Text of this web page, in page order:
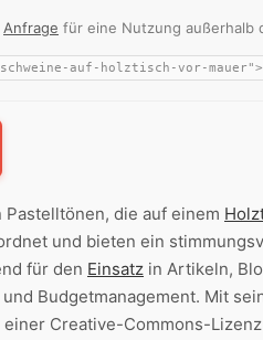
Anfrage für eine Nutzung außerhalb
die auf einem
und bieten ein
für den Einsatz in Artikeln,
und Budgetmanagement. Mit
einer Creative-Commons-